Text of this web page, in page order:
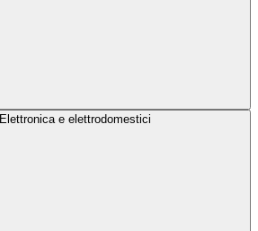
Elettronica e elettrodomestici